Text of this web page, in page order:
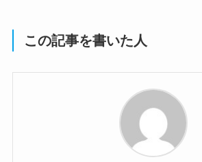
この記事を書いた人